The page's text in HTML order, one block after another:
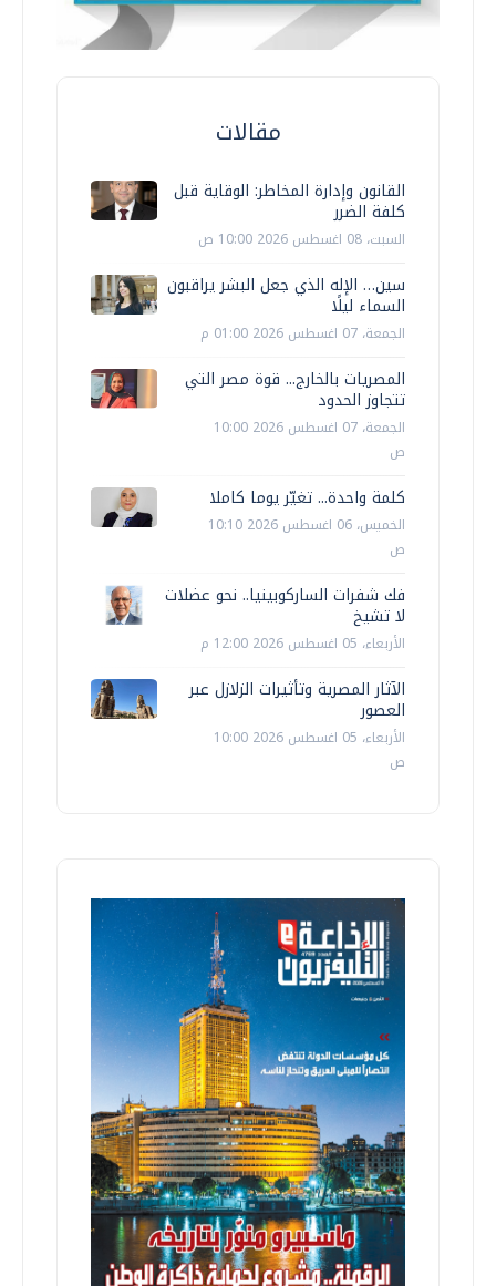
مقالات
القانون وإدارة المخاطر: الوقاية قبل
كلفة الضرر
السبت، 08 اغسطس 2026 10:00 ص
سين… الإله الذي جعل البشر يراقبون
السماء ليلًا
الجمعة، 07 اغسطس 2026 01:00 م
المصريات بالخارج... قوة مصر التي
تتجاوز الحدود
الجمعة، 07 اغسطس 2026 10:00
ص
كلمة واحدة... تغيّر يوما كاملا
الخميس، 06 اغسطس 2026 10:10
ص
فك شفرات الساركوبينيا.. نحو عضلات
لا تشيخ
الأربعاء، 05 اغسطس 2026 12:00 م
الآثار المصرية وتأثيرات الزلازل عبر
العصور
الأربعاء، 05 اغسطس 2026 10:00
ص